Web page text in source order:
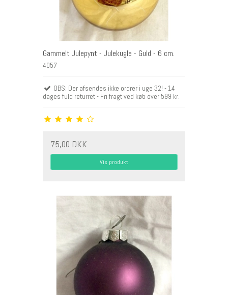
Gammelt Julepynt - Julekugle - Guld - 6 cm.
4057
OBS: Der afsendes ikke ordrer i uge 32! - 14
dages fuld returret - Fri fragt ved køb over 599 kr.
75,00 DKK
Vis produkt